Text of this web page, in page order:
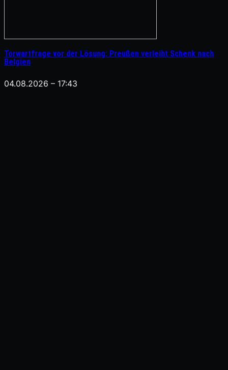
Torwartfrage vor der Lösung: Preußen verleiht Schenk nach
Belgien
04.08.2026 – 17:43